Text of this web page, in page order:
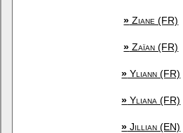
» Ziane (FR)
» Zaïan (FR)
» Yliann (FR)
» Yliana (FR)
» Jillian (EN)